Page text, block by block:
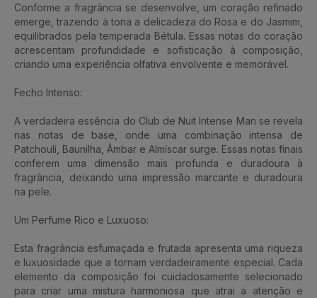
Conforme a fragrância se desenvolve, um coração refinado
emerge, trazendo à tona a delicadeza do Rosa e do Jasmim,
equilibrados pela temperada Bétula. Essas notas do coração
acrescentam profundidade e sofisticação à composição,
criando uma experiência olfativa envolvente e memorável.
Fecho Intenso:
A verdadeira essência do Club de Nuit Intense Man se revela
nas notas de base, onde uma combinação intensa de
Patchouli, Baunilha, Âmbar e Almíscar surge. Essas notas finais
conferem uma dimensão mais profunda e duradoura à
fragrância, deixando uma impressão marcante e duradoura
na pele.
Um Perfume Rico e Luxuoso:
Esta fragrância esfumaçada e frutada apresenta uma riqueza
e luxuosidade que a tornam verdadeiramente especial. Cada
elemento da composição foi cuidadosamente selecionado
para criar uma mistura harmoniosa que atrai a atenção e